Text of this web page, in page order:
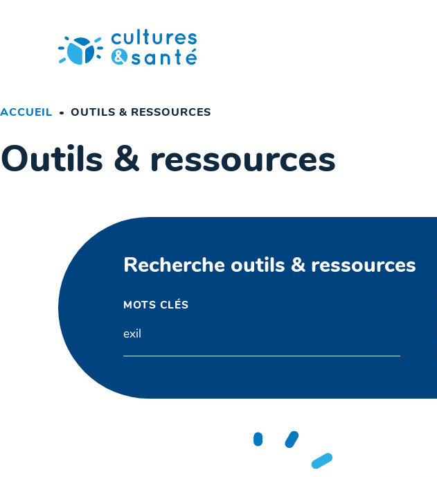
ACCUEIL OUTILS & RESSOURCES
Outils & ressources
Recherche outils & ressources
MOTS CLÉS